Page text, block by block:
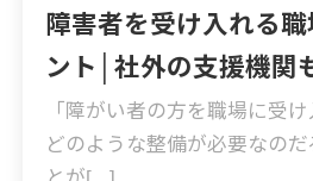
障害者を受け入れる
ント│社外の支援機関
「障がい者の方を職場に受け
どのような整備が必要なの